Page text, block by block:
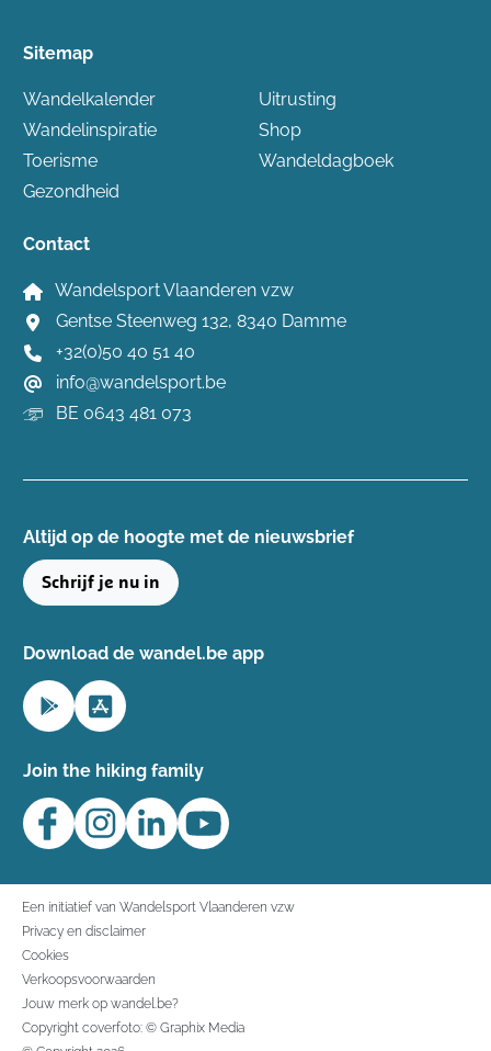
Sitemap
Wandelkalender
Wandelinspiratie
Toerisme
Gezondheid
Uitrusting
Shop
Wandeldagboek
Contact
Wandelsport Vlaanderen vzw
Gentse Steenweg 132, 8340 Damme
+32(0)50 40 51 40
info@wandelsport.be
BE 0643 481 073
Altijd op de hoogte ​met de nieuwsbrief
Schrijf je nu in
Download de wandel.be app
Join the hiking family
Een initiatief van Wandelsport Vlaanderen vzw
Privacy en disclaimer
Cookies
Verkoopsvoorwaarden
Jouw merk op wandel.be?
Copyright coverfoto: © Graphix Media